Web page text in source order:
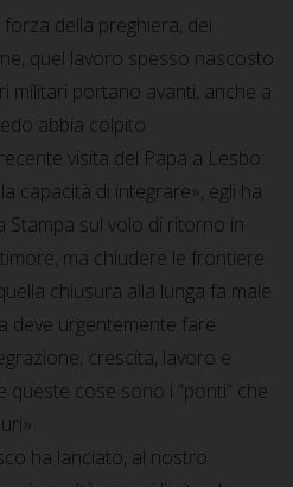
della preghiera, dei
quel lavoro spesso nascosto
militari portano avanti, anche a
abbia colpito
visita del Papa a Lesbo:
capacità di integrare», egli ha
sul volo di ritorno in
ma chiudere le frontiere
chiusura alla lunga fa male
deve urgentemente fare
crescita, lavoro e
queste cose sono i “ponti” che
.
ha lanciato, al nostro